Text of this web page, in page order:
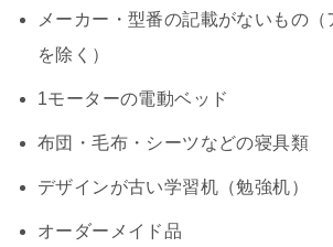
メーカー・型番の記載がないもの
を除く）
1モーターの電動ベッド
布団・毛布・シーツなどの寝具類
デザインが古い学習机（勉強机）
オーダーメイド品